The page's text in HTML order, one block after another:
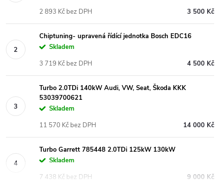
3 500 Kč
2 893 Kč bez DPH
Chiptuning- upravená řídící jednotka Bosch EDC16
Skladem
4 500 Kč
3 719 Kč bez DPH
Turbo 2.0TDi 140kW Audi, VW, Seat, Škoda KKK
53039700621
Skladem
14 000 Kč
11 570 Kč bez DPH
Turbo Garrett 785448 2.0TDi 125kW 130kW
Skladem
9 000 Kč
7 438 Kč bez DPH